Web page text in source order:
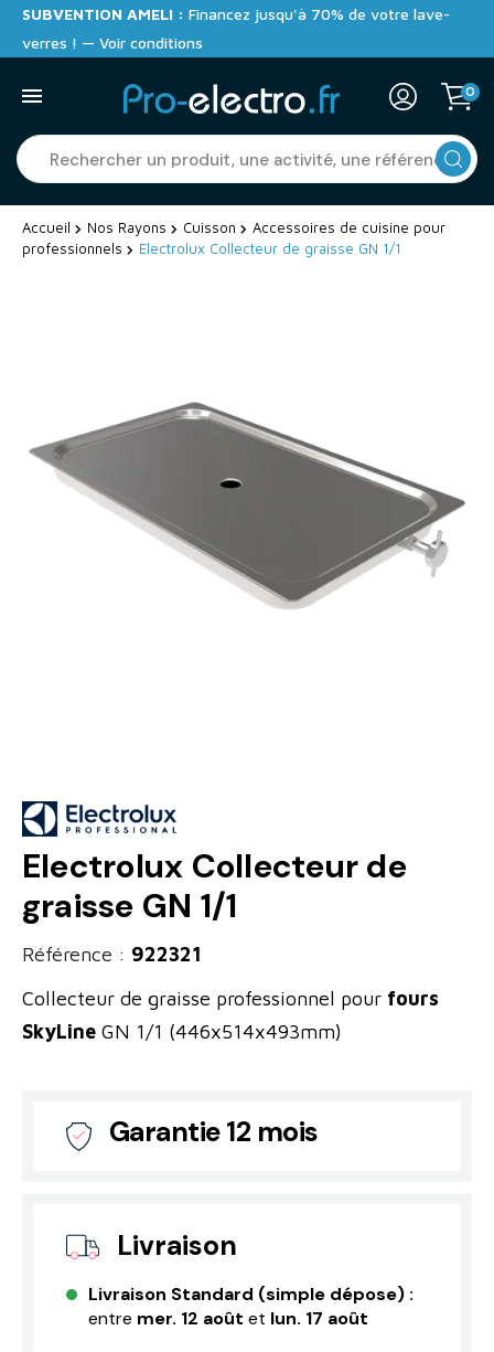
SUBVENTION AMELI : Financez jusqu'à 70% de votre lave-
verres ! — Voir conditions
0
Accueil Nos Rayons Cuisson
Accessoires de cuisine pour
professionnels
Electrolux Collecteur de graisse GN 1/1
Electrolux Collecteur de
graisse GN 1/1
Référence : 922321
Collecteur de graisse professionnel pour fours
SkyLineGN 1/1 (446x514x493mm)
Garantie 12 mois
Livraison
Livraison Standard (simple dépose) :
entre mer. 12 août et lun. 17 août